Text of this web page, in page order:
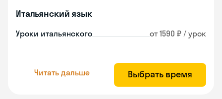
Итальянский язык
Уроки итальянского от 1590 ₽ / урок
Читать дальше Выбрать время